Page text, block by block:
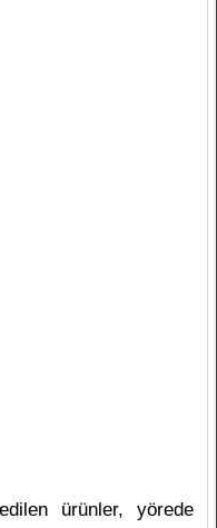
ürünler, yörede